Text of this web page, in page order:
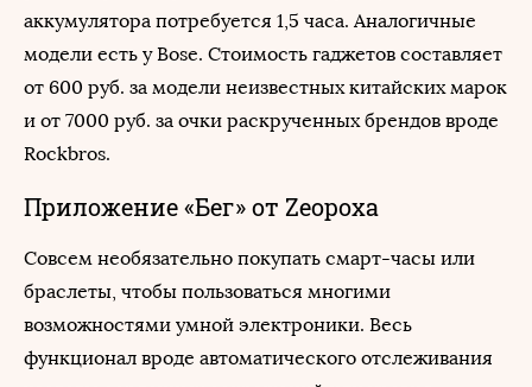
аккумулятора потребуется 1,5 часа. Аналогичные
модели есть у Bose. Стоимость гаджетов составляет
от 600 руб. за модели неизвестных китайских марок
и от 7000 руб. за очки раскрученных брендов вроде
Rockbros.
Приложение «Бег» от Zeopoxa
Совсем необязательно покупать смарт-часы или
браслеты, чтобы пользоваться многими
возможностями умной электроники. Весь
функционал вроде автоматического отслеживания